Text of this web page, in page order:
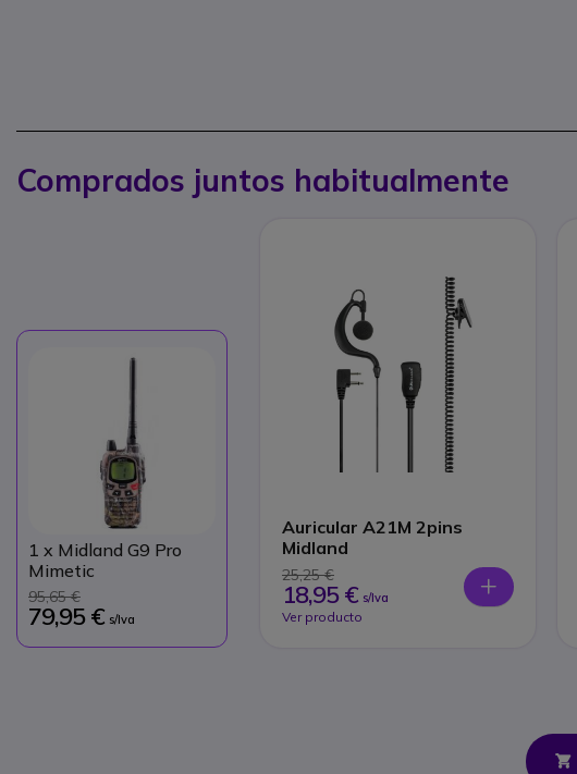
Comprados juntos habitualmente
1 x Midland G9 Pro
Mimetic
95,65 €
79,95 € s/Iva
Auricular A21M 2pins
Midland
25,25 €
18,95 € s/Iva
Ver producto